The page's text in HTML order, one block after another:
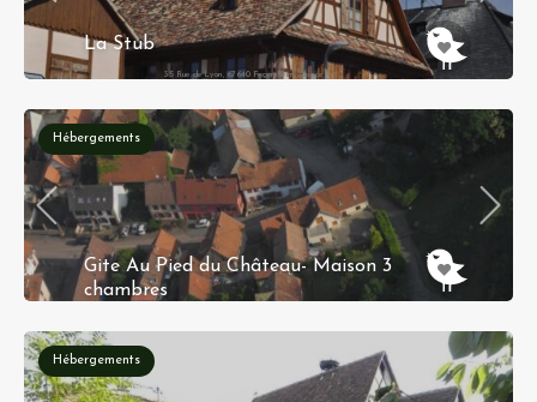
La Stub
35 Rue de Lyon, 67640 Fegersheim, Alsace
Hébergements
Gite Au Pied du Château- Maison 3
chambres
Hébergements